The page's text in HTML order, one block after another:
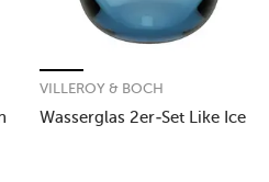
Wasserglas 2er-Set Like Ice
VILLEROY & BOCH